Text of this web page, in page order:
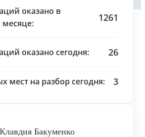
оказано в
1261
оказано сегодня: 26
мест на разбор сегодня: 3
Клавдия Бакуменко